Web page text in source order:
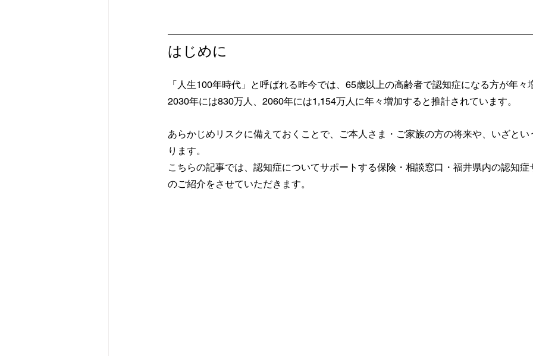
はじめに
「人生100年時代」と呼ばれる昨今では、65歳以上の高齢者で認知症になる方が年々
2030年には830万人、2060年には1,154万人に年々増加すると推計されています。
あらかじめリスクに備えておくことで、ご本人さま・ご家族の方の将来や、いざと
ります。
こちらの記事では、認知症についてサポートする保険・相談窓口・福井県内の認知
のご紹介をさせていただきます。